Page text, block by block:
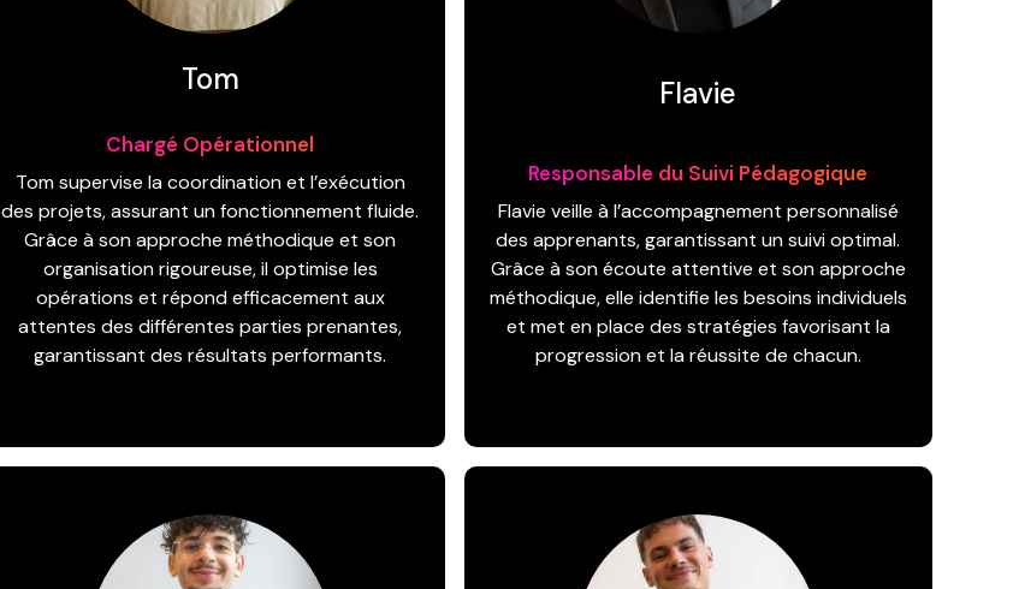
Tom
Chargé Opérationnel
Tom supervise la coordination et l’exécution
des projets, assurant un fonctionnement fluide.
Grâce à son approche méthodique et son
organisation rigoureuse, il optimise les
opérations et répond efficacement aux
attentes des différentes parties prenantes,
garantissant des résultats performants.
Flavie
Responsable du Suivi Pédagogique
Flavie veille à l’accompagnement personnalisé
des apprenants, garantissant un suivi optimal.
Grâce à son écoute attentive et son approche
méthodique, elle identifie les besoins individuels
et met en place des stratégies favorisant la
progression et la réussite de chacun.